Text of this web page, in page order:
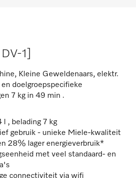
1]
Kleine Geweldenaars, elektr.
doelgroepspecifieke
7 kg in 49 min .
l , belading 7 kg
gebruik - unieke Miele-kwaliteit
28% lager energieverbruik*
met veel standaard- en
connectiviteit via wifi